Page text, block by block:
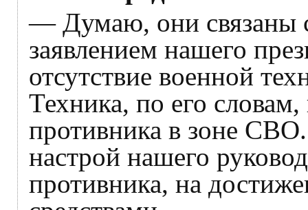
— Думаю, они связаны
заявлением нашего
отсутствие военной
Техника, по его
противника в зоне
настрой нашего
противника, на